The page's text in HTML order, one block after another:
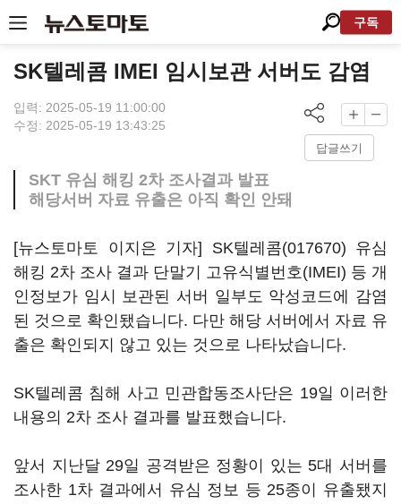
구독
SK텔레콤 IMEI 임시보관 서버도 감염
입력: 2025-05-19 11:00:00
수정: 2025-05-19 13:43:25
답글쓰기
SKT 유심 해킹 2차 조사결과 발표
해당서버 자료 유출은 아직 확인 안돼
[뉴스토마토 이지은 기자] SK텔레콤(017670) 유심
해킹 2차 조사 결과 단말기 고유식별번호(IMEI) 등 개
인정보가 임시 보관된 서버 일부도 악성코드에 감염
된 것으로 확인됐습니다. 다만 해당 서버에서 자료 유
출은 확인되지 않고 있는 것으로 나타났습니다.
SK텔레콤 침해 사고 민관합동조사단은 19일 이러한
내용의 2차 조사 결과를 발표했습니다.
앞서 지난달 29일 공격받은 정황이 있는 5대 서버를
조사한 1차 결과에서 유심 정보 등 25종이 유출됐지